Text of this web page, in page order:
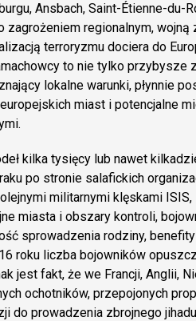
Ansbach, Saint-Étienne-du-
zagrożeniem regionalnym, wojną
terroryzmu dociera do
to nie tylko przybysze
lokalne warunki, płynnie
miast i potencjalne
kilka tysięcy lub nawet
po stronie salafickich
militarnymi klęskami
miasta i obszary kontroli,
sprowadzenia rodziny,
roku liczba bojowników
jest fakt, że we Francji, Anglii,
ochotników, przepojonych
do prowadzenia zbrojnego